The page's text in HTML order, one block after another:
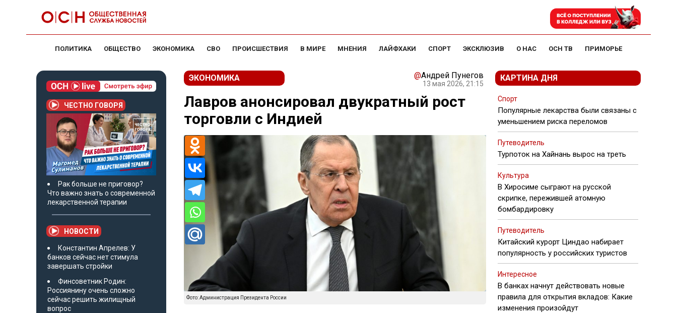
ПОЛИТИКА ОБЩЕСТВО ЭКОНОМИКА СВО ПРОИСШЕСТВИЯ В МИРЕ МНЕНИЯ ЛАЙФХАКИ СПОРТ ЭКСКЛЮЗИВ О НАС ОСН ТВ ПРИМОРЬЕ
ЧЕСТНО ГОВОРЯ
Рак больше не приговор?
Что важно знать о современной
лекарственной терапии
НОВОСТИ
Константин Апрелев: У
банков сейчас нет стимула
завершать стройки
Финсоветник Родин:
Россиянину очень сложно
сейчас решить жилищный
вопрос
ЭКОНОМИКА @Андрей Пунегов
13 мая 2026, 21:15
Лавров анонсировал двукратный рост
торговли с Индией
Фото: Администрация Президента России
КАРТИНА ДНЯ
Спорт
Популярные лекарства были связаны с
уменьшением риска переломов
Путеводитель
Турпоток на Хайнань вырос на треть
Культура
В Хиросиме сыграют на русской
скрипке, пережившей атомную
бомбардировку
Путеводитель
Китайский курорт Циндао набирает
популярность у российских туристов
Интересное
В банках начнут действовать новые
правила для открытия вкладов: Какие
изменения произойдут